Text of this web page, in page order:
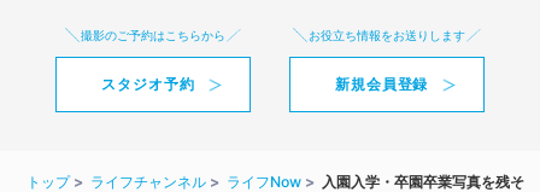
撮影のご予約はこちらから
スタジオ予約
お役立ち情報をお送りします
新規会員登録
トップ ライフチャンネル ライフNow
入園入学・卒園卒業写真を残そ